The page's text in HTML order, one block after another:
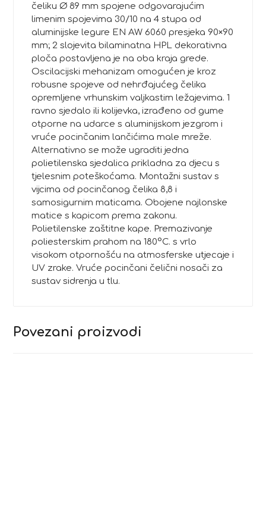
čeliku Ø 89 mm spojene odgovarajućim
limenim spojevima 30/10 na 4 stupa od
aluminijske legure EN AW 6060 presjeka 90×90
mm; 2 slojevita bilaminatna HPL dekorativna
ploča postavljena je na oba kraja grede.
Oscilacijski mehanizam omogućen je kroz
robusne spojeve od nehrđajućeg čelika
opremljene vrhunskim valjkastim ležajevima. 1
ravno sjedalo ili kolijevka, izrađeno od gume
otporne na udarce s aluminijskom jezgrom i
vruće pocinčanim lančićima male mreže.
Alternativno se može ugraditi jedna
polietilenska sjedalica prikladna za djecu s
tjelesnim poteškoćama. Montažni sustav s
vijcima od pocinčanog čelika 8,8 i
samosigurnim maticama. Obojene najlonske
matice s kapicom prema zakonu.
Polietilenske zaštitne kape. Premazivanje
poliesterskim prahom na 180°C. s vrlo
visokom otpornošću na atmosferske utjecaje i
UV zrake. Vruće pocinčani čelični nosači za
sustav sidrenja u tlu.
Povezani proizvodi